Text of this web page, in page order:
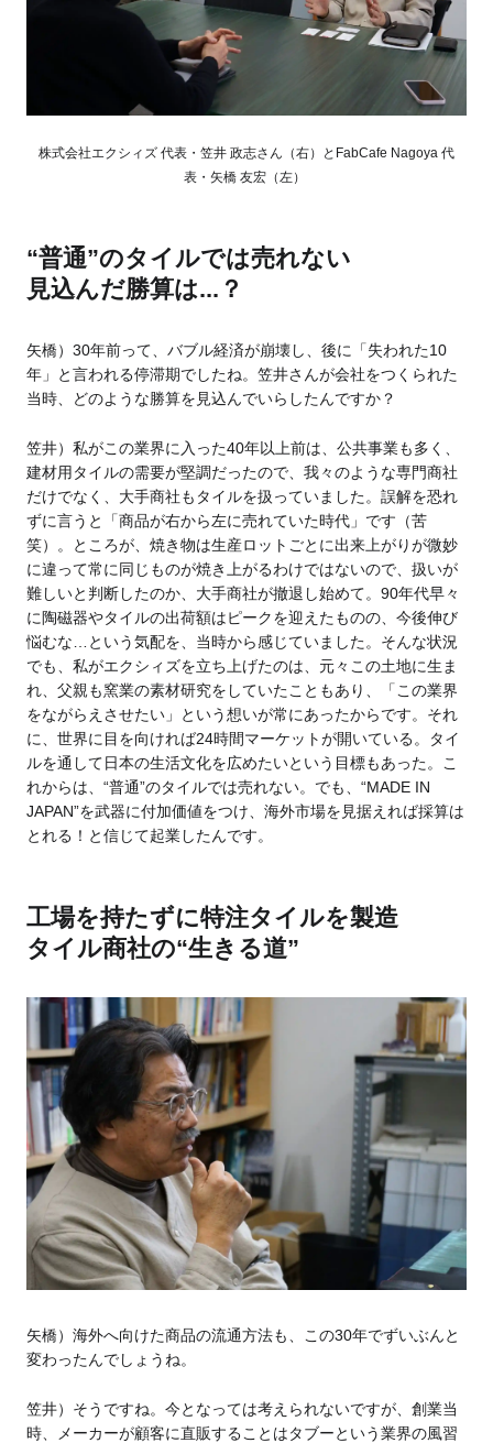
株式会社エクシィズ 代表・笠井 政志さん（右）とFabCafe Nagoya 代
表・矢橋 友宏（左）
“普通”のタイルでは売れない
見込んだ勝算は...？
矢橋）30年前って、バブル経済が崩壊し、後に「失われた10
年」と言われる停滞期でしたね。笠井さんが会社をつくられた
当時、どのような勝算を見込んでいらしたんですか？
笠井）私がこの業界に入った40年以上前は、公共事業も多く、
建材用タイルの需要が堅調だったので、我々のような専門商社
だけでなく、大手商社もタイルを扱っていました。誤解を恐れ
ずに言うと「商品が右から左に売れていた時代」です（苦
笑）。ところが、焼き物は生産ロットごとに出来上がりが微妙
に違って常に同じものが焼き上がるわけではないので、扱いが
難しいと判断したのか、大手商社が撤退し始めて。90年代早々
に陶磁器やタイルの出荷額はピークを迎えたものの、今後伸び
悩むな…という気配を、当時から感じていました。そんな状況
でも、私がエクシィズを立ち上げたのは、元々この土地に生ま
れ、父親も窯業の素材研究をしていたこともあり、「この業界
をながらえさせたい」という想いが常にあったからです。それ
に、世界に目を向ければ24時間マーケットが開いている。タイ
ルを通して日本の生活文化を広めたいという目標もあった。こ
れからは、“普通”のタイルでは売れない。でも、“MADE IN
JAPAN”を武器に付加価値をつけ、海外市場を見据えれば採算は
とれる！と信じて起業したんです。
工場を持たずに特注タイルを製造
タイル商社の“生きる道”
矢橋）海外へ向けた商品の流通方法も、この30年でずいぶんと
変わったんでしょうね。
笠井）そうですね。今となっては考えられないですが、創業当
時、メーカーが顧客に直販することはタブーという業界の風習